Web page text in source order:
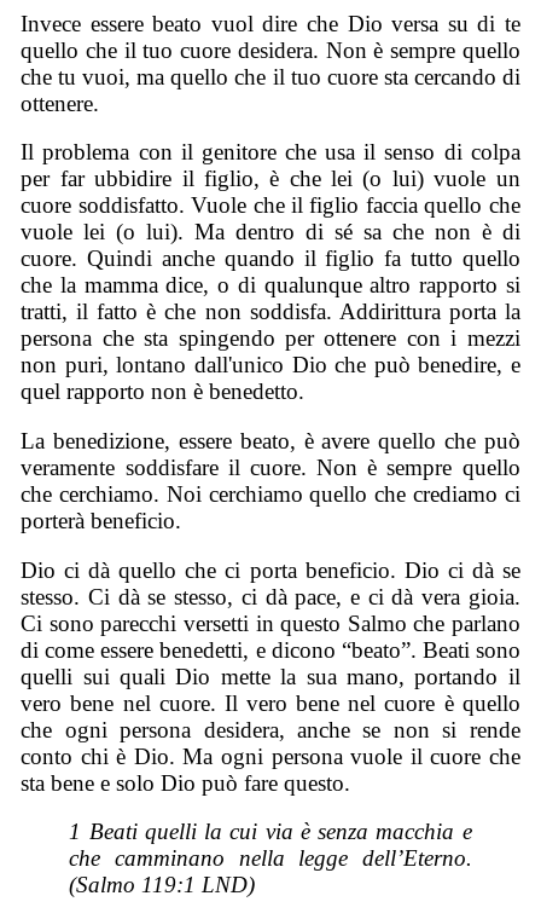
Invece essere beato vuol dire che Dio versa su di te
quello che il tuo cuore desidera. Non è sempre quello
che tu vuoi, ma quello che il tuo cuore sta cercando di
ottenere.
Il problema con il genitore che usa il senso di colpa
per far ubbidire il figlio, è che lei (o lui) vuole un
cuore soddisfatto. Vuole che il figlio faccia quello che
vuole lei (o lui). Ma dentro di sé sa che non è di
cuore. Quindi anche quando il figlio fa tutto quello
che la mamma dice, o di qualunque altro rapporto si
tratti, il fatto è che non soddisfa. Addirittura porta la
persona che sta spingendo per ottenere con i mezzi
non puri, lontano dall'unico Dio che può benedire, e
quel rapporto non è benedetto.
La benedizione, essere beato, è avere quello che può
veramente soddisfare il cuore. Non è sempre quello
che cerchiamo. Noi cerchiamo quello che crediamo ci
porterà beneficio.
Dio ci dà quello che ci porta beneficio. Dio ci dà se
stesso. Ci dà se stesso, ci dà pace, e ci dà vera gioia.
Ci sono parecchi versetti in questo Salmo che parlano
di come essere benedetti, e dicono “beato”. Beati sono
quelli sui quali Dio mette la sua mano, portando il
vero bene nel cuore. Il vero bene nel cuore è quello
che ogni persona desidera, anche se non si rende
conto chi è Dio. Ma ogni persona vuole il cuore che
sta bene e solo Dio può fare questo.
1 Beati quelli la cui via è senza macchia e
che camminano nella legge dell’Eterno.
(Salmo 119:1 LND)